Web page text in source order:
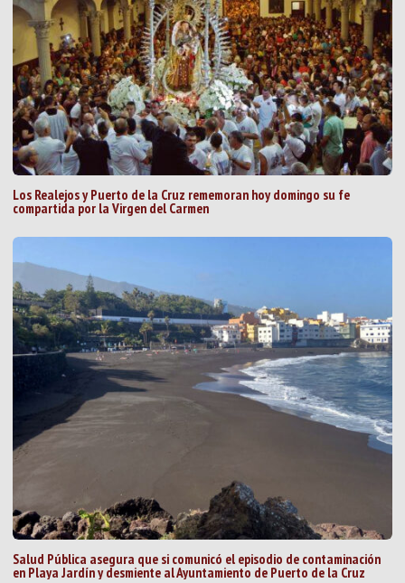
Los Realejos y Puerto de la Cruz rememoran hoy domingo su fe
compartida por la Virgen del Carmen
Salud Pública asegura que si comunicó el episodio de contaminación
en Playa Jardín y desmiente al Ayuntamiento de Puerto de la Cruz